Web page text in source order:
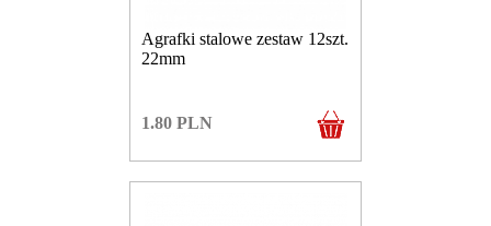
Agrafki stalowe zestaw 12szt.
22mm
1.80 PLN